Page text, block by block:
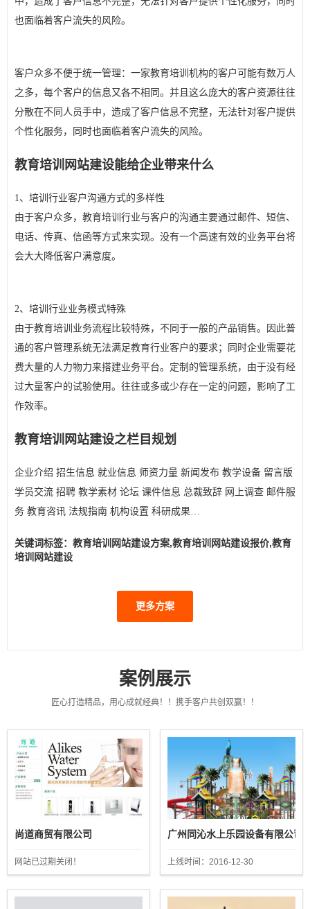
也面临着客户流失的风险。
客户众多不便于统一管理：一家教育培训机构的客户可能有数万人
之多，每个客户的信息又各不相同。并且这么庞大的客户资源往往
分散在不同人员手中，造成了客户信息不完整，无法针对客户提供
个性化服务，同时也面临着客户流失的风险。
教育培训网站建设能给企业带来什么
1、培训行业客户沟通方式的多样性
由于客户众多，教育培训行业与客户的沟通主要通过邮件、短信、
电话、传真、信函等方式来实现。没有一个高速有效的业务平台将
会大大降低客户满意度。
2、培训行业业务模式特殊
由于教育培训业务流程比较特殊，不同于一般的产品销售。因此普
通的客户管理系统无法满足教育行业客户的要求；同时企业需要花
费大量的人力物力来搭建业务平台。定制的管理系统，由于没有经
过大量客户的试验使用。往往或多或少存在一定的问题，影响了工
作效率。
教育培训网站建设之栏目规划
企业介绍 招生信息 就业信息 师资力量 新闻发布 教学设备 留言版
学员交流 招聘 教学素材 论坛 课件信息 总裁致辞 网上调查 邮件服
务 教育咨讯 法规指南 机构设置 科研成果…
关键词标签：教育培训网站建设方案,教育培训网站建设报价,教育
培训网站建设
更多方案
案例展示
匠心打造精品，用心成就经典！！携手客户共创双赢！！
尚道商贸有限公司
网站已过期关闭！
广州同沁水上乐园设备有限公司
上线时间：2016-12-30